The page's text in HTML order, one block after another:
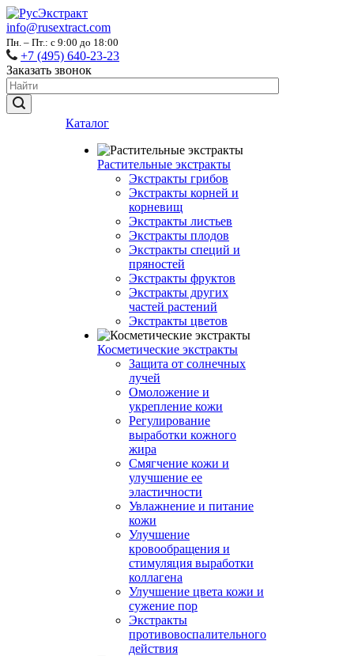
info@rusextract.com
Пн. – Пт.: с 9:00 до 18:00
+7 (495) 640-23-23
Заказать звонок
Каталог
Растительные экстракты
Экстракты грибов
Экстракты корней и
корневищ
Экстракты листьев
Экстракты плодов
Экстракты специй и
пряностей
Экстракты фруктов
Экстракты других
частей растений
Экстракты цветов
Косметические экстракты
Защита от солнечных
лучей
Омоложение и
укрепление кожи
Регулирование
выработки кожного
жира
Смягчение кожи и
улучшение ее
эластичности
Увлажнение и питание
кожи
Улучшение
кровообращения и
стимуляция выработки
коллагена
Улучшение цвета кожи и
сужение пор
Экстракты
противовоспалительного
действия